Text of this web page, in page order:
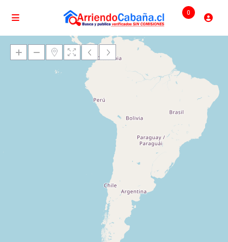
0
Cargando mapas